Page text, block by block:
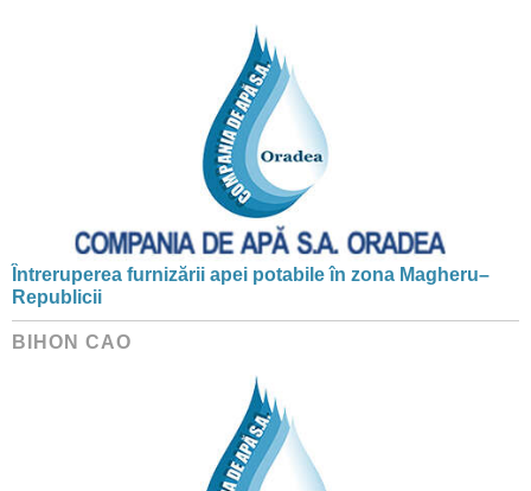
Întreruperea furnizării apei potabile în zona Magheru–
Republicii
BIHON CAO